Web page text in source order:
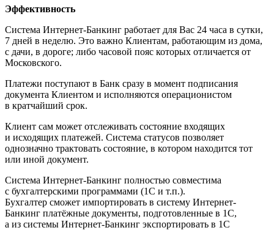
Эффективность
Система Интернет-Банкинг работает для Вас 24 часа в сутки,
7 дней в неделю. Это важно Клиентам, работающим из дома,
с дачи, в дороге; либо часовой пояс которых отличается от
Московского.
Платежи поступают в Банк сразу в момент подписания
документа Клиентом и исполняются операционистом
в кратчайший срок.
Клиент сам может отслеживать состояние входящих
и исходящих платежей. Система статусов позволяет
однозначно трактовать состояние, в котором находится тот
или иной документ.
Система Интернет-Банкинг полностью совместима
с бухгалтерскими программами (1С и т.п.).
Бухгалтер сможет импортировать в систему Интернет-
Банкинг платёжные документы, подготовленные в 1С,
а из системы Интернет-Банкинг экспортировать в 1С